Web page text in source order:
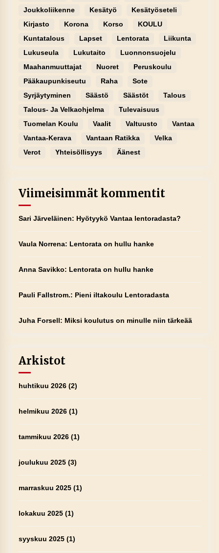
Joukkoliikenne
Kesätyö
Kesätyöseteli
Kirjasto
Korona Korso
KOULU
Kuntatalous
Lapset Lentorata
Liikunta
Lukuseula
Lukutaito
Luonnonsuojelu
Maahanmuuttajat
Nuoret
Peruskoulu
Pääkaupunkiseutu
Raha
Sote
Syrjäytyminen
Säästö Säästöt
Talous
Talous- Ja Velkaohjelma
Tulevaisuus
Tuomelan Koulu
Vaalit Valtuusto
Vantaa
Vantaa-Kerava
Vantaan Ratikka
Velka
Verot
Yhteisöllisyys Äänest
Viimeisimmät kommentit
Sari Järveläinen: Hyötyykö Vantaa lentoradasta?
Vaula Norrena: Lentorata on hullu hanke
Anna Savikko: Lentorata on hullu hanke
Pauli Fallstrom.: Pieni iltakoulu Lentoradasta
Juha Forsell: Miksi koulutus on minulle niin tärkeää
Arkistot
huhtikuu 2026(2)
helmikuu 2026(1)
tammikuu 2026(1)
joulukuu 2025(3)
marraskuu 2025(1)
lokakuu 2025(1)
syyskuu 2025(1)